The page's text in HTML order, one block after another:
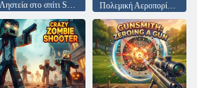
Πολεμική Αεροπορία 2018